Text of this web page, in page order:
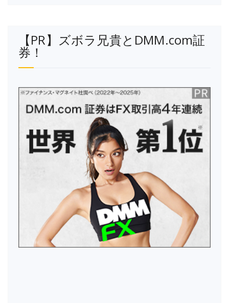
【PR】ズボラ兄貴とDMM.com証
券！